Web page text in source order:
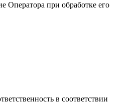
Оператора при обработке его
в соответствии